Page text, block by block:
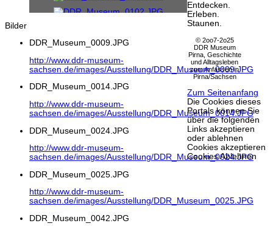
Bilder
DDR_Museum_0009.JPG
http://www.ddr-museum-
sachsen.de/images/Ausstellung/DDR_Museum_0009.JPG
DDR_Museum_0014.JPG
http://www.ddr-museum-
sachsen.de/images/Ausstellung/DDR_Museum_0014.JPG
DDR_Museum_0024.JPG
http://www.ddr-museum-
sachsen.de/images/Ausstellung/DDR_Museum_0024.JPG
DDR_Museum_0025.JPG
http://www.ddr-museum-
sachsen.de/images/Ausstellung/DDR_Museum_0025.JPG
DDR_Museum_0042.JPG
Entdecken.
Erleben.
Staunen.
© 2oo7-2o25
DDR Museum
Pirna, Geschichte
und Alltagsleben
zum Anfassen in
Pirna/Sachsen
Zum Seitenanfang
Die Cookies dieses
Portals können Sie
über die folgenden
Links akzeptieren
oder ablehnen
Cookies akzeptieren
Cookies Ablehnen